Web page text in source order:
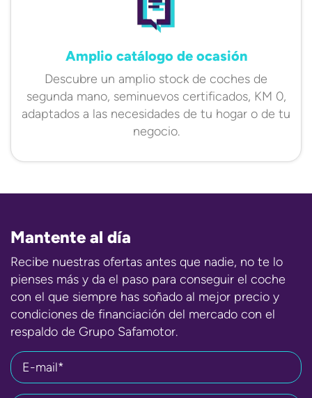
Amplio catálogo de ocasión
Descubre un amplio stock de coches de
segunda mano, seminuevos certificados, KM 0,
adaptados a las necesidades de tu hogar o de tu
negocio.
Mantente al día
Recibe nuestras ofertas antes que nadie, no te lo
pienses más y da el paso para conseguir el coche
con el que siempre has soñado al mejor precio y
condiciones de financiación del mercado con el
respaldo de Grupo Safamotor.
E-mail*